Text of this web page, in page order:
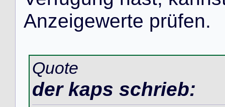
Anzeigewerte prüfen.
Quote
der kaps schrieb: